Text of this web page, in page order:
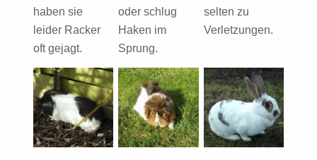
haben sie
leider Racker
oft gejagt.
selten zu
Verletzungen.
oder schlug
Haken im
Sprung.